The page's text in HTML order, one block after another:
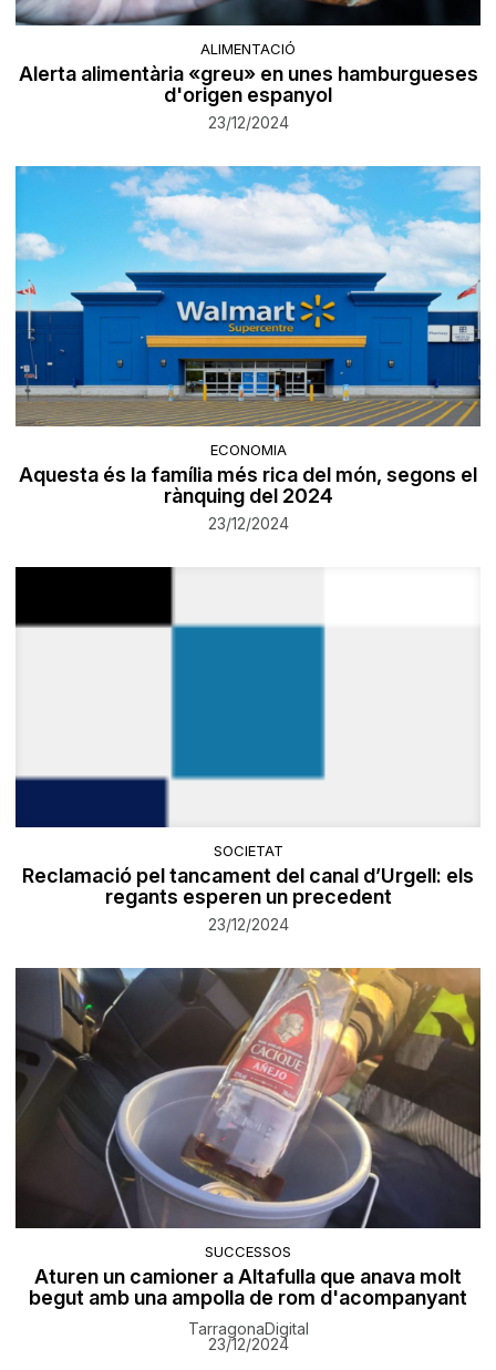
ALIMENTACIÓ
Alerta alimentària «greu» en unes hamburgueses
d'origen espanyol
23/12/2024
ECONOMIA
Aquesta és la família més rica del món, segons el
rànquing del 2024
23/12/2024
SOCIETAT
Reclamació pel tancament del canal d’Urgell: els
regants esperen un precedent
23/12/2024
SUCCESSOS
Aturen un camioner a Altafulla que anava molt
begut amb una ampolla de rom d'acompanyant
TarragonaDigital
23/12/2024